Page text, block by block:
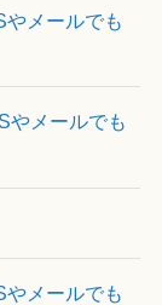
やメールでも
やメールでも
メールでも